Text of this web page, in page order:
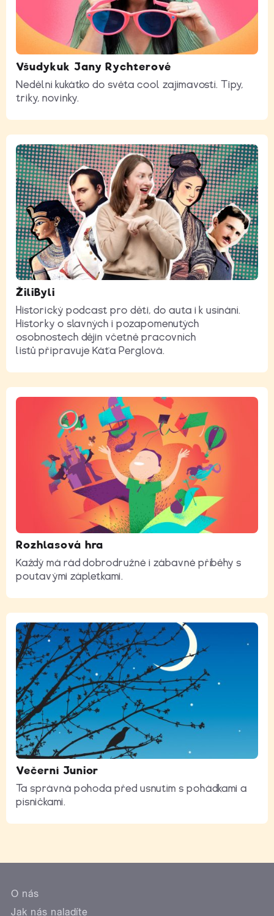
Všudykuk Jany Rychterové
Nedělní kukátko do světa cool zajímavostí. Tipy,
triky, novinky.
ŽiliByli
Historický podcast pro děti, do auta i k usínání.
Historky o slavných i pozapomenutých
osobnostech dějin včetně pracovních
listů připravuje Káťa Perglová.
Rozhlasová hra
Každý má rád dobrodružné i zábavné příběhy s
poutavými zápletkami.
Večerní Junior
Ta správná pohoda před usnutím s pohádkami a
písničkami.
O nás
Jak nás naladíte